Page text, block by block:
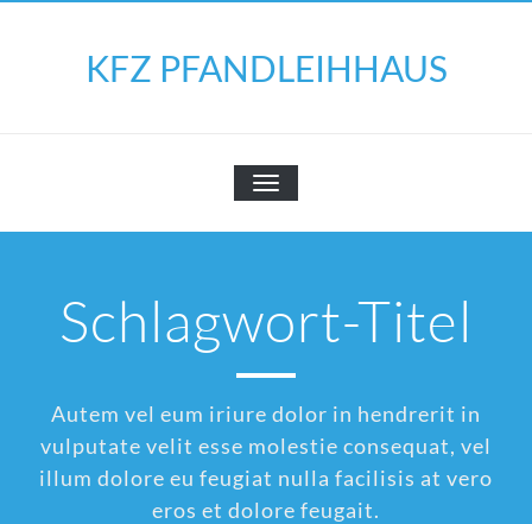
KFZ PFANDLEIHHAUS
SCHALTE
NAVIGATION
Schlagwort-Titel
Autem vel eum iriure dolor in hendrerit in
vulputate velit esse molestie consequat, vel
illum dolore eu feugiat nulla facilisis at vero
eros et dolore feugait.